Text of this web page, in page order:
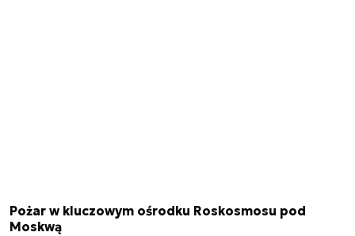
Pożar w kluczowym ośrodku Roskosmosu pod
Moskwą